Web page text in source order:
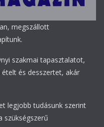
megszállott
szakmai tapasztalatot,
és desszertet, akár
legjobb tudásunk szerint
szükségszerű